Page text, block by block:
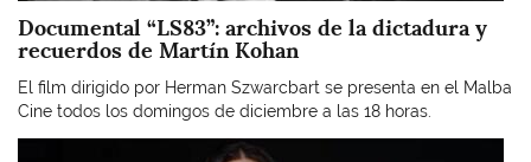
Documental “LS83”: archivos de la dictadura y
recuerdos de Martín Kohan
El film dirigido por Herman Szwarcbart se presenta en el Malba
Cine todos los domingos de diciembre a las 18 horas.